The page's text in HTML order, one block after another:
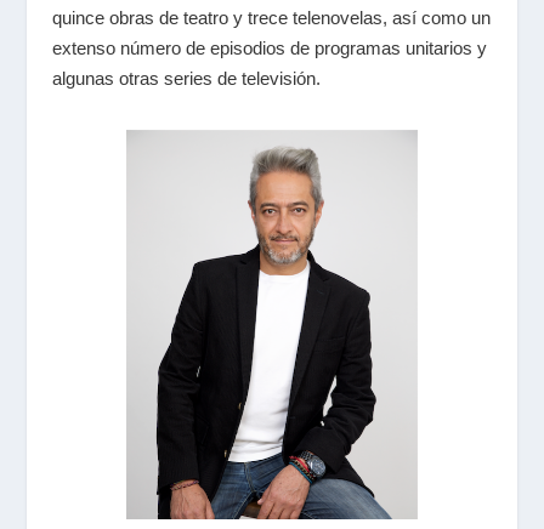
quince obras de teatro y trece telenovelas, así como un
extenso número de episodios de programas unitarios y
algunas otras series de televisión.